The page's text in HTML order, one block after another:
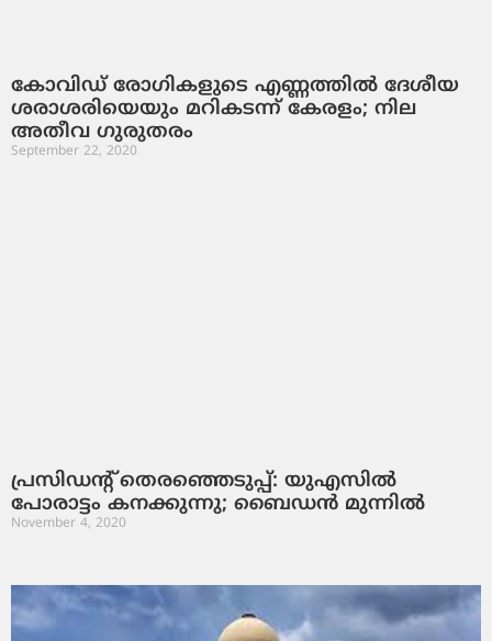
കോവിഡ് രോഗികളുടെ എണ്ണത്തിൽ ദേശീയ
ശരാശരിയെയും മറികടന്ന് കേരളം; നില
അതീവ ഗുരുതരം
September 22, 2020
പ്രസിഡന്റ് തെരഞ്ഞെടുപ്പ്: യുഎസില്‍
പോരാട്ടം കനക്കുന്നു; ബൈഡന്‍ മുന്നില്‍
November 4, 2020